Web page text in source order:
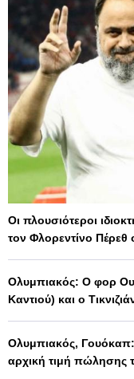
Οι πλουσιότεροι
τον Φλορεντίνο
Ολυμπιακός: Ο φορ
Καντιού) και ο
Ολυμπιακός,
αρχική τιμή πώλησης